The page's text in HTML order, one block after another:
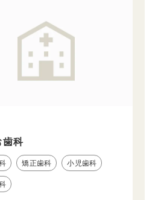
歯科
矯正歯科 小児歯科